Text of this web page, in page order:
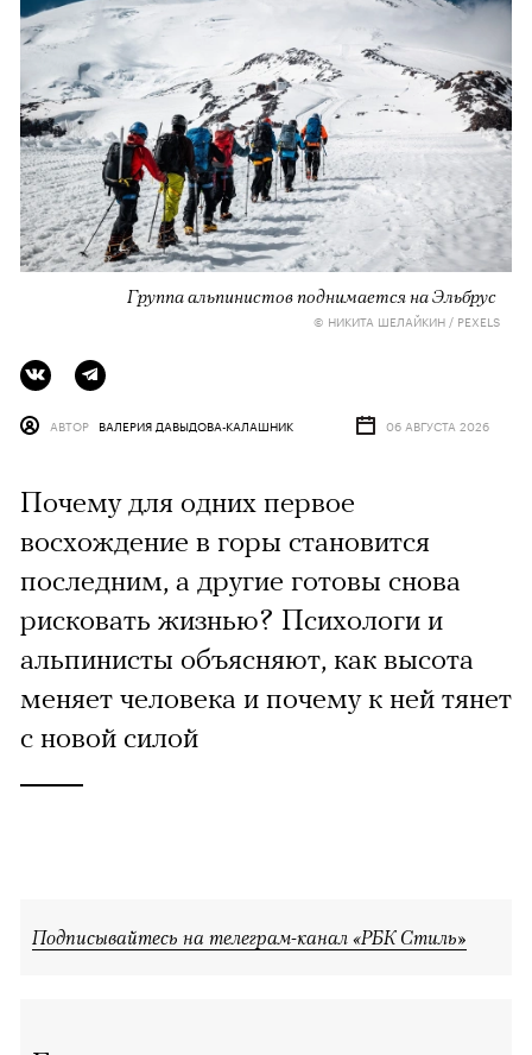
Группа альпинистов поднимается на Эльбрус
© НИКИТА ШЕЛАЙКИН / PEXELS
АВТОР ВАЛЕРИЯ ДАВЫДОВА-КАЛАШНИК 06 АВГУСТА 2026
Почему для одних первое
восхождение в горы становится
последним, а другие готовы снова
рисковать жизнью? Психологи и
альпинисты объясняют, как высота
меняет человека и почему к ней тянет
с новой силой
Подписывайтесь на телеграм-канал «РБК Стиль»